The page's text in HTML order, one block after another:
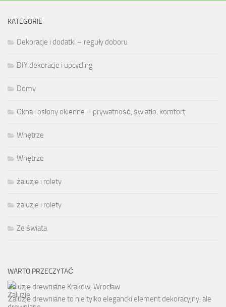
KATEGORIE
Dekoracje i dodatki – reguły doboru
DIY dekoracje i upcycling
Domy
Okna i osłony okienne – prywatność, światło, komfort
Wnętrze
Wnętrze
żaluzje i rolety
żaluzje i rolety
Ze świata
WARTO PRZECZYTAĆ
Żaluzje drewniane Kraków, Wrocław
Żaluzje drewniane to nie tylko elegancki element dekoracyjny, ale